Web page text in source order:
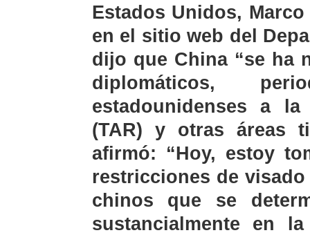
Estados Unidos,
en el sitio web del
dijo que China “se ha
diplomáticos,
estadounidenses a
(TAR) y otras áreas
afirmó: “Hoy, estoy
restricciones de
chinos que se
sustancialmente en